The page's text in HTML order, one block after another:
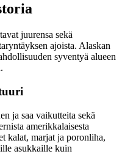
juurensa sekä
ajoista. Alaskan
syventyä alueen
ja saa vaikutteita sekä
amerikkalaisesta
kalat, marjat ja poronliha,
asukkaille kuin